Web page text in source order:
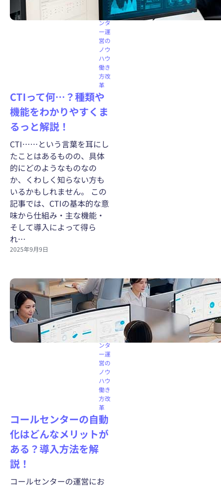
コー
ルセ
ンタ
ー運
営の
ノウ
ハウ
働き
方改
革
CTIって何…？種類や
機能をわかりやすくま
るっと解説！
CTI……という言葉を耳にし
たことはあるものの、具体
的にどのようなものなの
か、くわしく知らない方も
いるかもしれません。 この
記事では、CTIの基本的な意
味から仕組み・主な機能・
そして導入によって得ら
れ…
2025年9月9日
コー
ルセ
ンタ
ー機
コー
ルセ
ンタ
ー運
営の
ノウ
ハウ
働き
方改
革
コールセンターの自動
化はどんなメリットが
ある？導入方法を解
説！
コールセンターの運営にお